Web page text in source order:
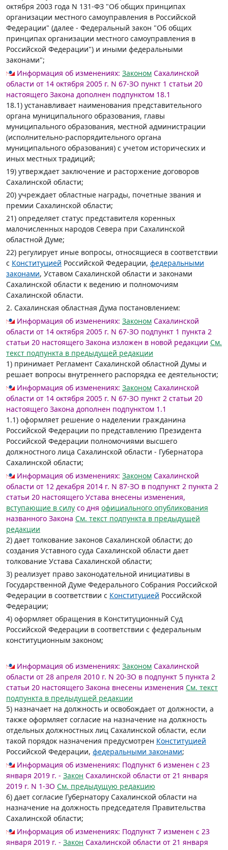
октября 2003 года N 131-ФЗ "Об общих принципах
организации местного самоуправления в Российской
Федерации" (далее - Федеральный закон "Об общих
принципах организации местного самоуправления в
Российской Федерации") и иными федеральными
законами";
Информация об изменениях: Законом Сахалинской
области от 14 октября 2005 г. N 67-ЗО пункт 1 статьи 20
настоящего Закона дополнен подпунктом 18.1
18.1) устанавливает наименования представительного
органа муниципального образования, главы
муниципального образования, местной администрации
(исполнительно-распорядительного органа
муниципального образования) с учетом исторических и
иных местных традиций;
19) утверждает заключение и расторжение договоров
Сахалинской области;
20) учреждает областные награды, почетные звания и
премии Сахалинской области;
21) определяет статус представителя коренных
малочисленных народов Севера при Сахалинской
областной Думе;
22) регулирует иные вопросы, относящиеся в соответствии
с Конституцией Российской Федерации, федеральными
законами, Уставом Сахалинской области и законами
Сахалинской области к ведению и полномочиям
Сахалинской области.
2. Сахалинская областная Дума постановлением:
Информация об изменениях: Законом Сахалинской
области от 14 октября 2005 г. N 67-ЗО подпункт 1 пункта 2
статьи 20 настоящего Закона изложен в новой редакции См.
текст подпункта в предыдущей редакции
1) принимает Регламент Сахалинской областной Думы и
решает вопросы внутреннего распорядка ее деятельности;
Информация об изменениях: Законом Сахалинской
области от 14 октября 2005 г. N 67-ЗО пункт 2 статьи 20
настоящего Закона дополнен подпунктом 1.1
1.1) оформляет решение о наделении гражданина
Российской Федерации по представлению Президента
Российской Федерации полномочиями высшего
должностного лица Сахалинской области - Губернатора
Сахалинской области;
Информация об изменениях: Законом Сахалинской
области от 12 декабря 2014 г. N 87-ЗО в подпункт 2 пункта 2
статьи 20 настоящего Устава внесены изменения,
вступающие в силу со дня официального опубликования
названного Закона См. текст подпункта в предыдущей
редакции
2) дает толкование законов Сахалинской области; до
создания Уставного суда Сахалинской области дает
толкование Устава Сахалинской области;
3) реализует право законодательной инициативы в
Государственной Думе Федерального Собрания Российской
Федерации в соответствии с Конституцией Российской
Федерации;
4) оформляет обращения в Конституционный Суд
Российской Федерации в соответствии с федеральным
конституционным законом;
Информация об изменениях: Законом Сахалинской
области от 28 апреля 2010 г. N 20-ЗО в подпункт 5 пункта 2
статьи 20 настоящего Закона внесены изменения См. текст
подпункта в предыдущей редакции
5) назначает на должность и освобождает от должности, а
также оформляет согласие на назначение на должность
отдельных должностных лиц Сахалинской области, если
такой порядок назначения предусмотрен Конституцией
Российской Федерации, федеральными законами;
Информация об изменениях: Подпункт 6 изменен с 23
января 2019 г. - Закон Сахалинской области от 21 января
2019 г. N 1-ЗО См. предыдущую редакцию
6) дает согласие Губернатору Сахалинской области на
назначение на должность председателя Правительства
Сахалинской области;
Информация об изменениях: Подпункт 7 изменен с 23
января 2019 г. - Закон Сахалинской области от 21 января